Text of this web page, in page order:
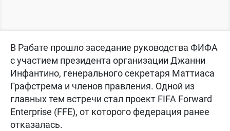
В Рабате прошло заседание руководства ФИФА
с участием президента организации Джанни
Инфантино, генерального секретаря Маттиаса
Графстрема и членов правления. Одной из
главных тем встречи стал проект FIFA Forward
Enterprise (FFE), от которого федерация ранее
отказалась.